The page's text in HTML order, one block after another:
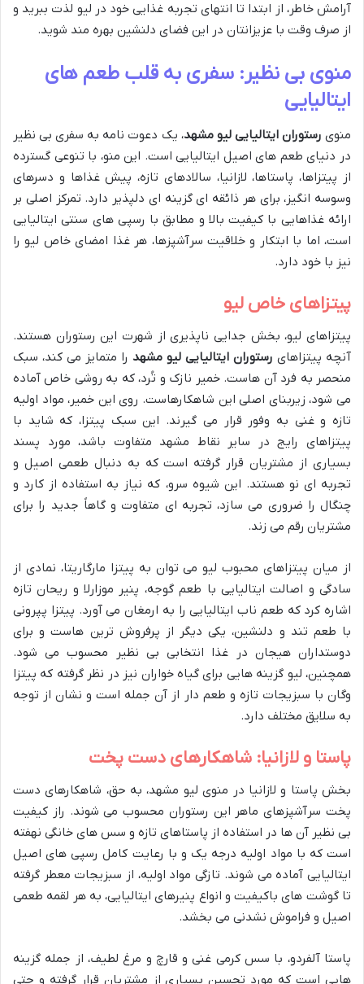
آرامش خاطر، از ابتدا تا انتهای تجربه غذایی خود در لیو لذت ببرید و
از صرف وقت با عزیزانتان در این فضای دلنشین بهره مند شوید.
منوی بی نظیر: سفری به قلب طعم های
ایتالیایی
منوی رستوران ایتالیایی لیو مشهد، یک دعوت نامه به سفری بی نظیر
در دنیای طعم های اصیل ایتالیایی است. این منو، با تنوعی گسترده
از پیتزاها، پاستاها، لازانیا، سالادهای تازه، پیش غذاها و دسرهای
وسوسه انگیز، برای هر ذائقه ای گزینه ای دلپذیر دارد. تمرکز اصلی بر
ارائه غذاهایی با کیفیت بالا و مطابق با رسپی های سنتی ایتالیایی
است، اما با ابتکار و خلاقیت سرآشپزها، هر غذا امضای خاص لیو را
نیز با خود دارد.
پیتزاهای خاص لیو
پیتزاهای لیو، بخش جدایی ناپذیری از شهرت این رستوران هستند.
آنچه پیتزاهای رستوران ایتالیایی لیو مشهد را متمایز می کند، سبک
منحصر به فرد آن هاست. خمیر نازک و تُرد، که به روشی خاص آماده
می شود، زیربنای اصلی این شاهکارهاست. روی این خمیر، مواد اولیه
تازه و غنی به وفور قرار می گیرند. این سبک پیتزا، که شاید با
پیتزاهای رایج در سایر نقاط مشهد متفاوت باشد، مورد پسند
بسیاری از مشتریان قرار گرفته است که به دنبال طعمی اصیل و
تجربه ای نو هستند. این شیوه سرو، که نیاز به استفاده از کارد و
چنگال را ضروری می سازد، تجربه ای متفاوت و گاهاً جدید را برای
مشتریان رقم می زند.
از میان پیتزاهای محبوب لیو می توان به پیتزا مارگاریتا، نمادی از
سادگی و اصالت ایتالیایی با طعم گوجه، پنیر موزارلا و ریحان تازه
اشاره کرد که طعم ناب ایتالیایی را به ارمغان می آورد. پیتزا پپرونی
با طعم تند و دلنشین، یکی دیگر از پرفروش ترین هاست و برای
دوستداران هیجان در غذا انتخابی بی نظیر محسوب می شود.
همچنین، لیو گزینه هایی برای گیاه خواران نیز در نظر گرفته که پیتزا
وگان با سبزیجات تازه و طعم دار از آن جمله است و نشان از توجه
به سلایق مختلف دارد.
پاستا و لازانیا: شاهکارهای دست پخت
بخش پاستا و لازانیا در منوی لیو مشهد، به حق، شاهکارهای دست
پخت سرآشپزهای ماهر این رستوران محسوب می شوند. راز کیفیت
بی نظیر آن ها در استفاده از پاستاهای تازه و سس های خانگی نهفته
است که با مواد اولیه درجه یک و با رعایت کامل رسپی های اصیل
ایتالیایی آماده می شوند. تازگی مواد اولیه، از سبزیجات معطر گرفته
تا گوشت های باکیفیت و انواع پنیرهای ایتالیایی، به هر لقمه طعمی
اصیل و فراموش نشدنی می بخشد.
پاستا آلفردو، با سس کرمی غنی و قارچ و مرغ لطیف، از جمله گزینه
هایی است که مورد تحسین بسیاری از مشتریان قرار گرفته و حتی